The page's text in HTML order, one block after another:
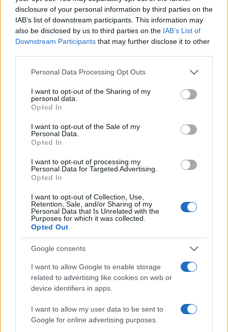
disclosure of your personal information by third parties on the
IAB’s list of downstream participants. This information may
also be disclosed by us to third parties on the IAB’s List of
Downstream Participants that may further disclose it to other
Please note that this website/app uses one or more Google
not limited to your visit or usage behaviour. You may click to
grant or deny consent to Google and its third-party tags to
use your data for below specified purposes in below Google
consent section.
Personal Data Processing Opt Outs
I want to opt-out of the Sharing of my
personal data.
Opted In
I want to opt-out of the Sale of my
Personal Data.
Opted In
I want to opt-out of processing my
Personal Data for Targeted Advertising.
Opted In
I want to opt-out of Collection, Use,
Retention, Sale, and/or Sharing of my
Personal Data that Is Unrelated with the
Purposes for which it was collected.
Opted Out
Google consents
I want to allow Google to enable storage
related to advertising like cookies on web or
device identifiers in apps.
I want to allow my user data to be sent to
Google for online advertising purposes.
Continua a leggere
LIFESTYLE